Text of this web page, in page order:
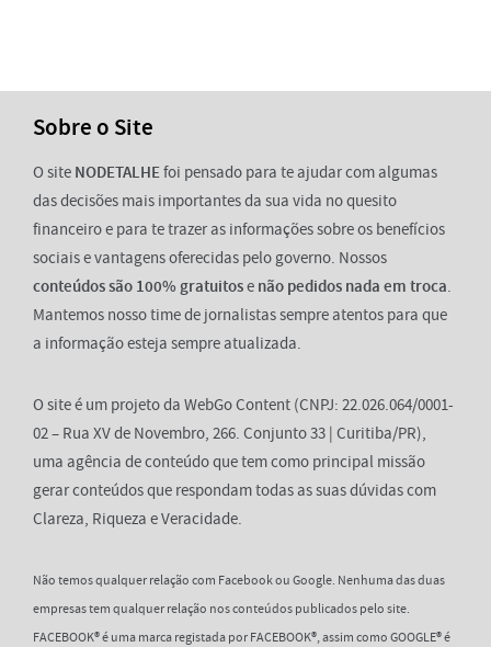
Sobre o Site
O site NODETALHEfoi pensado para te ajudar com algumas
das decisões mais importantes da sua vida no quesito
financeiro e para te trazer as informações sobre os benefícios
sociais e vantagens oferecidas pelo governo. Nossos
conteúdos são 100% gratuitose não pedidos nada em troca.
Mantemos nosso time de jornalistas sempre atentos para que
a informação esteja sempre atualizada.
O site é um projeto da WebGo Content (CNPJ: 22.026.064/0001-
02 – Rua XV de Novembro, 266. Conjunto 33 | Curitiba/PR),
uma agência de conteúdo que tem como principal missão
gerar conteúdos que respondam todas as suas dúvidas com
Clareza, Riqueza e Veracidade.
Não temos qualquer relação com Facebook ou Google. Nenhuma das duas
empresas tem qualquer relação nos conteúdos publicados pelo site.
FACEBOOK® é uma marca registada por FACEBOOK®, assim como GOOGLE® é